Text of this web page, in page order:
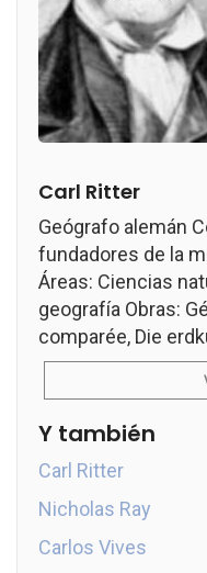
Carl Ritter
Geógrafo alemán
fundadores de la
Áreas: Ciencias
geografía Obras:
comparée, Die
Y también
Carl Ritter
Nicholas Ray
Carlos Vives